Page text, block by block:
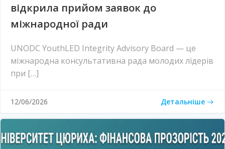
відкрила прийом заявок до
міжнародної ради
UNODC YouthLED Integrity Advisory Board — це
міжнародна консультативна рада молодих лідерів
при […]
12/06/2026 Детальніше